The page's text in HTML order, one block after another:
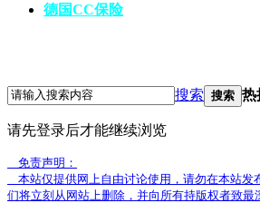
德国CC保险
搜索 搜索 热
请先登录后才能继续浏览
免责声明：
本站仅提供网上自由讨论使用，请勿在本站发
们将立刻从网站上删除，并向所有持版权者致最